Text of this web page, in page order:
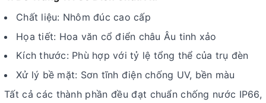
Chất liệu: Nhôm đúc cao cấp
Họa tiết: Hoa văn cổ điển châu Âu tinh xảo
Kích thước: Phù hợp với tỷ lệ tổng thể của trụ đèn
Xử lý bề mặt: Sơn tĩnh điện chống UV, bền màu
Tất cả các thành phần đều đạt chuẩn chống nước IP66,